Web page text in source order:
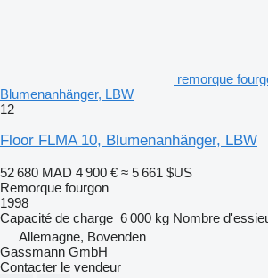
remorque
Blumenanhänger, LBW
12
Floor FLMA 10, Blumenanhänger, LBW
52 680 MAD 4 900 € ≈ 5 661 $US
Remorque fourgon
1998
Capacité de charge 6 000 kg Nombre
Allemagne, Bovenden
Gassmann GmbH
Contacter le vendeur